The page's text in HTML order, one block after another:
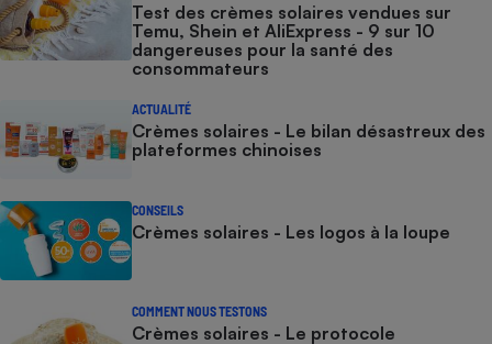
Test des crèmes solaires vendues sur
Temu, Shein et AliExpress - 9 sur 10
dangereuses pour la santé des
consommateurs
ACTUALITÉ
Crèmes solaires - Le bilan désastreux des
plateformes chinoises
CONSEILS
Crèmes solaires - Les logos à la loupe
COMMENT NOUS TESTONS
Crèmes solaires - Le protocole